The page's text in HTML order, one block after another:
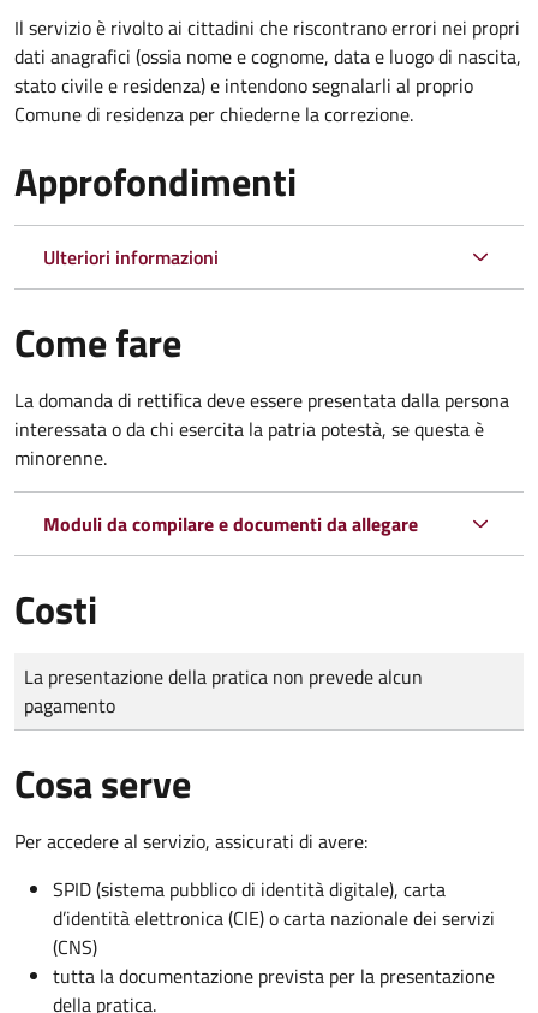
Il servizio è rivolto ai cittadini che riscontrano errori nei propri
dati anagrafici (ossia nome e cognome, data e luogo di nascita,
stato civile e residenza) e intendono segnalarli al proprio
Comune di residenza per chiederne la correzione.
Approfondimenti
Ulteriori informazioni
Come fare
La domanda di rettifica deve essere presentata dalla persona
interessata oda chi esercita la patria potestà, se questa è
minorenne.
Moduli da compilare e documenti da allegare
Costi
Tipo di pagamento
Importo
La presentazione della pratica non prevede alcun
pagamento
Cosa serve
Per accedere al servizio, assicurati di avere:
SPID (sistema pubblico di identità digitale), carta
d’identità elettronica (CIE) o carta nazionale dei servizi
(CNS)
tutta la documentazione prevista per la presentazione
della pratica.